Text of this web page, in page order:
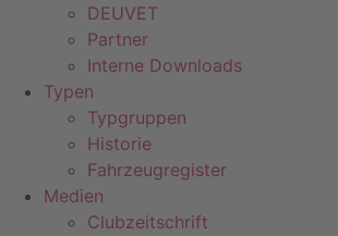
DEUVET
Partner
Interne Downloads
Typen
Typgruppen
Historie
Fahrzeugregister
Medien
Clubzeitschrift